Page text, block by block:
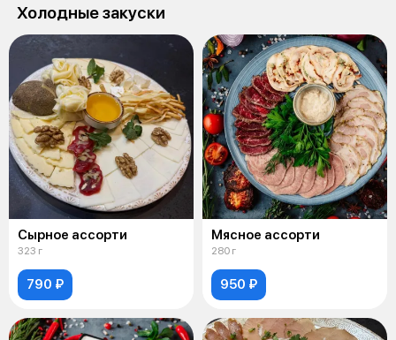
Холодные закуски
Сырное ассорти
323 г
790 ₽
Мясное ассорти
280 г
950 ₽